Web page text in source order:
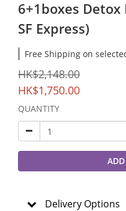
6+1boxes Detox
SF Express)
Free Shipping on
HK$2,148.00
HK$1,750.00
QUANTITY
Delivery Options